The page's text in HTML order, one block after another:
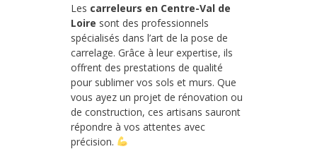
Les carreleurs en Centre-Val de
Loire sont des professionnels
spécialisés dans l’art de la pose de
carrelage. Grâce à leur expertise, ils
offrent des prestations de qualité
pour sublimer vos sols et murs. Que
vous ayez un projet de rénovation ou
de construction, ces artisans sauront
répondre à vos attentes avec
précision.